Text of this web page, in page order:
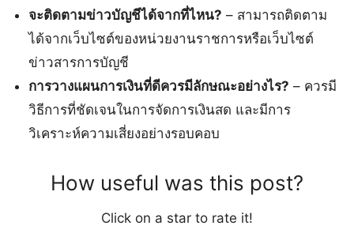
จะติดตามข่าวบัญชีได้จากที่ไหน? – สามารถติดตาม
ได้จากเว็บไซต์ของหน่วยงานราชการหรือเว็บไซต์
ข่าวสารการบัญชี
การวางแผนการเงินที่ดีควรมีลักษณะอย่างไร? – ควรมี
วิธีการที่ชัดเจนในการจัดการเงินสด และมีการ
วิเคราะห์ความเสี่ยงอย่างรอบคอบ
How useful was this post?
Click on a star to rate it!